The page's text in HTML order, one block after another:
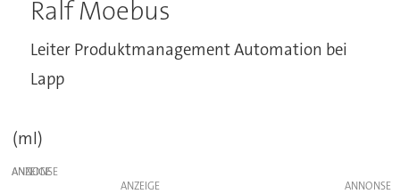
Ralf Moebus
Leiter Produktmanagement Automation bei
Lapp
(ml)
ANZEIGE
ANZEIGE